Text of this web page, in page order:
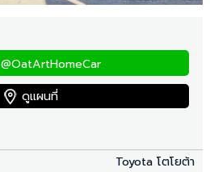
@OatArtHomeCar
ดูแผนที่
Toyota โตโยต้า